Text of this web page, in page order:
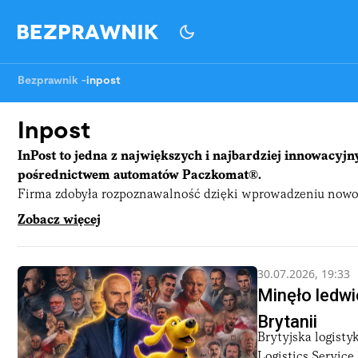
Bezprawnik -inpost
Inpost
InPost to jedna z największych i najbardziej
pośrednictwem automatów Paczkomat®.
Firma zdobyła rozpoznawalność dzięki wprowadzeniu
InPost oferuje szybkie, wygodne i elastyczne sposoby
firm.
Jak działa InPost?
Dzięki Paczkomatom® klienci mogą samodzielnie odebrać
na dostawcę w domu. Obsługa maszyny jest intuicyjna:
Zobacz więcej
30.07.2026, 19:33
Minęło
Brytanii
Brytyjska